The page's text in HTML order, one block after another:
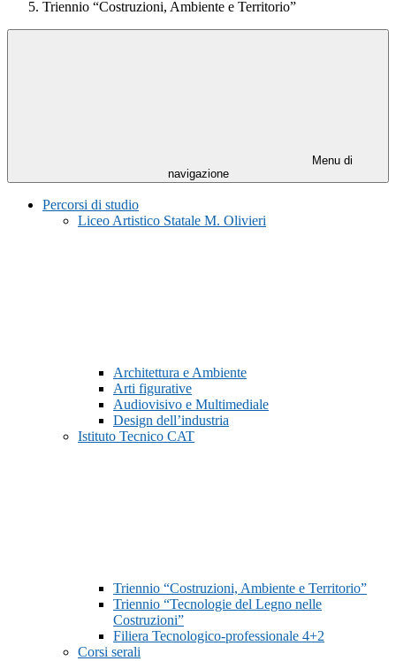
Triennio “Costruzioni, Ambiente e Territorio”
Menu di
navigazione
Percorsi di studio
Liceo Artistico Statale M. Olivieri
Architettura e Ambiente
Arti figurative
Audiovisivo e Multimediale
Design dell’industria
Istituto Tecnico CAT
Triennio “Costruzioni, Ambiente e Territorio”
Triennio “Tecnologie del Legno nelle
Costruzioni”
Filiera Tecnologico-professionale 4+2
Corsi serali